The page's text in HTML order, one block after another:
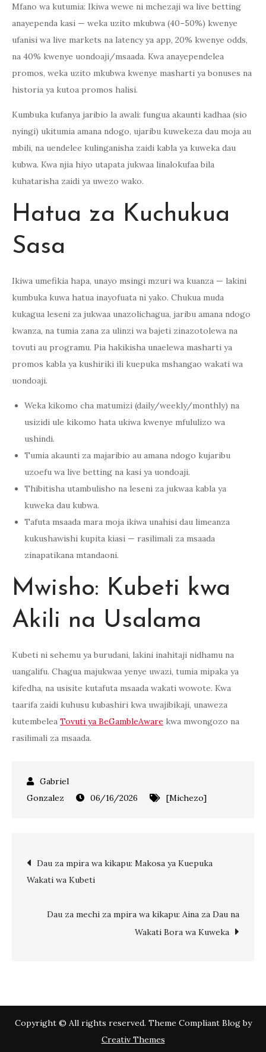
Mfano wa kutumia: Ikiwa wewe ni mchezaji wa live betting
anayependa kasi — weka uzito mkubwa (40–50%) kwenye
ufanisi wa live markets na latency ya app, 20% kwenye odds,
na 40% kwenye uondoaji/msaada. Kwa anayependelea
promos, weka uzito mkubwa kwenye masharti ya bonuses na
historia ya kutoa promos halisi.
Kumbuka kufanya jaribio la awali: fungua akaunti kadhaa (sio
nyingi) ukitumia amana ndogo, ujaribu kuwekeza dau moja au
mbili, na uendelee kulinganisha zaidi kabla ya kuweka dau
kubwa. Kwa njia hiyo utapata jukwaa linalokufaa bila
kuhatarisha zaidi ya uwezo wako.
Hatua za Kuchukua
Sasa
Ikiwa umefikia hapa, unayo msingi mzuri wa kuanza — lakini
kumbuka kuwa hatua inayofuata ni yako. Chukua muda
kukagua leseni za jukwaa unazolichagua, jaribu amana ndogo
kwanza, na tumia zana za ulinzi wa bajeti zinazotolewa na
tovuti au programu. Pia hakikisha unaelewa masharti ya
promos kabla ya kushiriki ili kuepuka mshangao wakati wa
uondoaji.
Weka kikomo cha matumizi (daily/weekly/monthly) na
usizidi ule kikomo hata ukiwa kwenye mfululizo wa
ushindi.
Tumia akaunti za majaribio au amana ndogo kujaribu
uzoefu wa live betting na kasi ya uondoaji.
Thibitisha utambulisho na leseni za jukwaa kabla ya
kuweka dau kubwa.
Tafuta msaada mara moja ikiwa unahisi dau limeanza
kukushawishi kupita kiasi — rasilimali za msaada
zinapatikana mtandaoni.
Mwisho: Kubeti kwa
Akili na Usalama
Kubeti ni sehemu ya burudani, lakini inahitaji nidhamu na
uangalifu. Chagua majukwaa yenye uwazi, tumia mipaka ya
kifedha, na usisite kutafuta msaada wakati wowote. Kwa
taarifa zaidi kuhusu kubashiri kwa uwajibikaji, unaweza
kutembelea Tovuti ya BeGambleAware kwa mwongozo na
rasilimali za msaada.
06/16/2026 [Michezo]
Post
Dau za mpira wa kikapu: Makosa ya Kuepuka
Wakati wa Kubeti
Dau za mechi za mpira wa kikapu: Aina za Dau na
Wakati Bora wa Kuweka
Copyright © All rights reserved. Theme Compliant Blog by
Creativ Themes